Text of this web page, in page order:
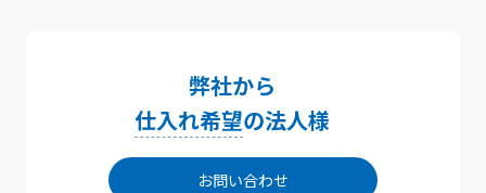
弊社から
仕入れ希望の法人様
お問い合わせ